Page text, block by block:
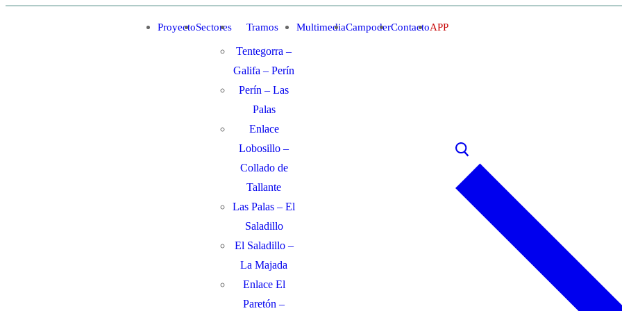
ProyectoSectores Tramos
Tentegorra –
Galifa – Perín
Perín – Las
Palas
Enlace
Lobosillo –
Collado de
Tallante
Las Palas – El
Saladillo
El Saladillo –
La Majada
Enlace El
Paretón –
MultimediaCampoderContactoAPP